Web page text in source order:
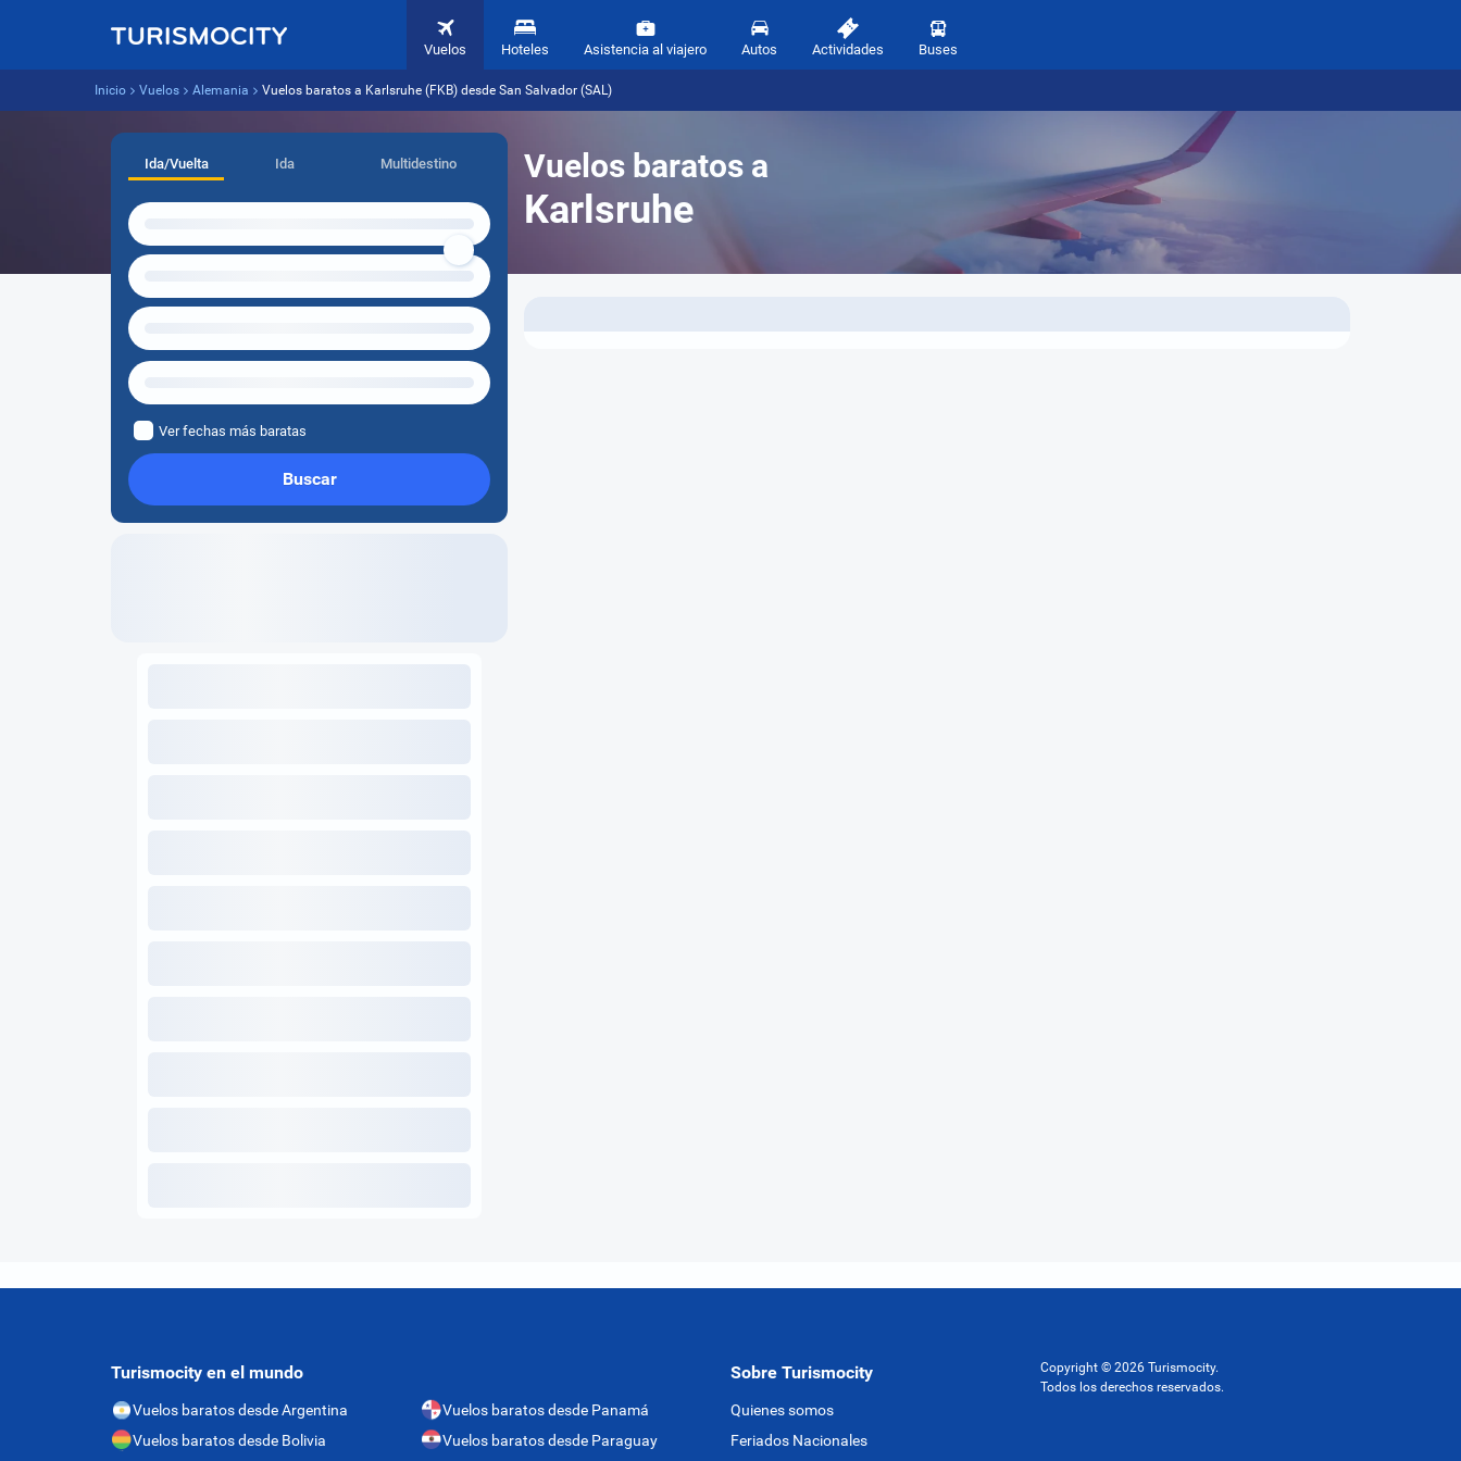
Vuelos Hoteles Asistencia al viajero Autos Actividades Buses
Inicio Vuelos Alemania Vuelos baratos a Karlsruhe (FKB) desde San Salvador (SAL)
Vuelos baratos a
Karlsruhe
Ida/Vuelta Ida Multidestino
Ver fechas más baratas
Buscar
Turismocity en el mundo
Vuelos baratos desde Argentina
Vuelos baratos desde Bolivia
Vuelos baratos desde Panamá
Vuelos baratos desde Paraguay
Sobre Turismocity
Quienes somos
Feriados Nacionales
Copyright © 2026 Turismocity.
Todos los derechos reservados.